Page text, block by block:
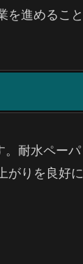
を進めること
。耐水ペーパ
がりを良好に